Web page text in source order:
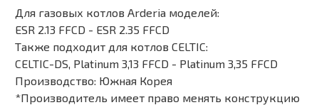
Для газовых котлов Arderia моделей:
ESR 2.13 FFCD - ESR 2.35 FFCD
Также подходит для котлов CELTIC:
CELTIC-DS, Platinum 3,13 FFCD - Platinum 3,35 FFCD
Производство: Южная Корея
*Производитель имеет право менять конструкцию